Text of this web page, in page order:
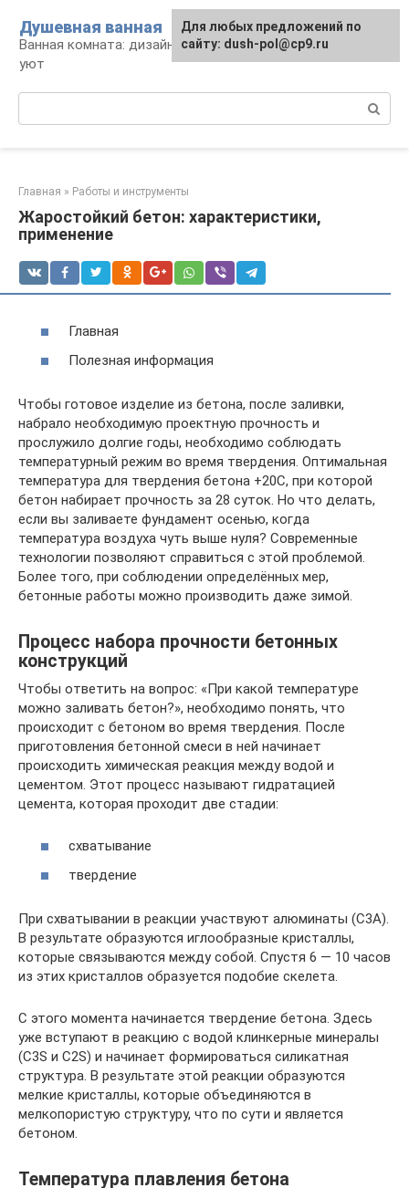
контенту
Душевная ванная
Ванная комната: дизайн, саноборудование,
уют
Главная » Работы и инструменты
Жаростойкий бетон: характеристики,
применение
Главная
Полезная информация
Чтобы готовое изделие из бетона, после заливки,
набрало необходимую проектную прочность и
прослужило долгие годы, необходимо соблюдать
температурный режим во время твердения. Оптимальная
температура для твердения бетона +20С, при которой
бетон набирает прочность за 28 суток. Но что делать,
если вы заливаете фундамент осенью, когда
температура воздуха чуть выше нуля? Современные
технологии позволяют справиться с этой проблемой.
Более того, при соблюдении определённых мер,
бетонные работы можно производить даже зимой.
Процесс набора прочности бетонных
конструкций
Чтобы ответить на вопрос: «При какой температуре
можно заливать бетон?», необходимо понять, что
происходит с бетоном во время твердения. После
приготовления бетонной смеси в ней начинает
происходить химическая реакция между водой и
цементом. Этот процесс называют гидратацией
цемента, которая проходит две стадии:
схватывание
твердение
При схватывании в реакции участвуют алюминаты (С3А).
В результате образуются иглообразные кристаллы,
которые связываются между собой. Спустя 6 — 10 часов
из этих кристаллов образуется подобие скелета.
С этого момента начинается твердение бетона. Здесь
уже вступают в реакцию с водой клинкерные минералы
(C3S и C2S) и начинает формироваться силикатная
структура. В результате этой реакции образуются
мелкие кристаллы, которые объединяются в
мелкопористую структуру, что по сути и является
бетоном.
Температура плавления бетона
Для любых предложений по
сайту: dush-pol@cp9.ru